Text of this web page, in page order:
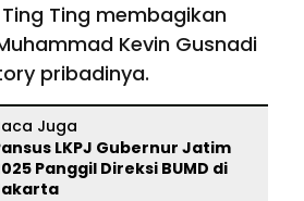
Ting membagikan
Kevin Gusnadi
pribadinya.
Juga
LKPJ Gubernur Jatim
Panggil Direksi BUMD di